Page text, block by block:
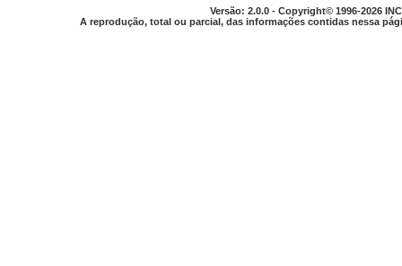
Versão: 2.0.0 - Copyright© 1996-2026
A reprodução, total ou parcial, das informações contidas nessa